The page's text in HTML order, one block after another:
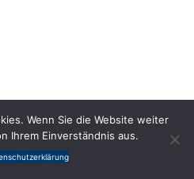
Wenn Sie die Website weiter
Ihrem Einverständnis aus.